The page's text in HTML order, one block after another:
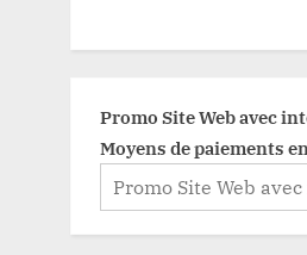
Promo Site Web avec
Moyens de paiements